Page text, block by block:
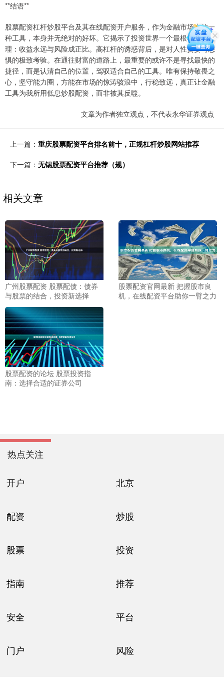
**结语**
股票配资杠杆炒股平台及其在线配资开户服务，作为金融市场中的一
种工具，本身并无绝对的好坏。它揭示了投资世界一个最根本的真
理：收益永远与风险成正比。高杠杆的诱惑背后，是对人性贪婪与恐
惧的极致考验。在通往财富的道路上，最重要的或许不是寻找最快的
捷径，而是认清自己的位置，驾驭适合自己的工具。唯有保持敬畏之
心，坚守能力圈，方能在市场的惊涛骇浪中，行稳致远，真正让金融
工具为我所用低息炒股配资，而非被其反噬。
文章为作者独立观点，不代表永华证券观点
上一篇： 重庆股票配资平台排名前十，正规杠杆炒股网站推荐
下一篇： 无锡股票配资平台推荐（规）
相关文章
广州股票配资 股票配债：债券
与股票的结合，投资新选择
股票配资官网最新 把握股市良
机，在线配资平台助你一臂之力
股票配资的论坛 股票投资指
南：选择合适的证券公司
热点关注
开户 北京
配资 炒股
股票 投资
指南 推荐
安全 平台
门户 风险